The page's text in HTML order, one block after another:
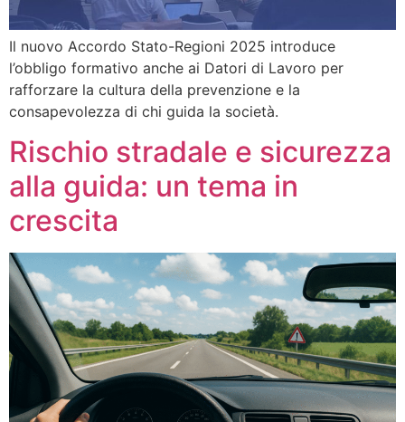
Il nuovo Accordo Stato-Regioni 2025 introduce
l’obbligo formativo anche ai Datori di Lavoro per
rafforzare la cultura della prevenzione e la
consapevolezza di chi guida la società.
Rischio stradale e sicurezza
alla guida: un tema in
crescita